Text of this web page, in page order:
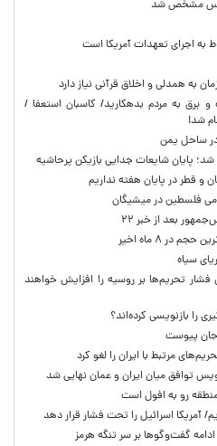
مشخص شد
به اجرای تعهدات آمریکا است
به همدلی و اخلاق قرآنی نیاز دارد
به مردم بدهکارید/ کاسبان استعفا /
شد!
ساحل یمن
پایان شایعات جدایی بازیکن پرحاشیه
و قطر در پایان هفته نداریم
فلسطین در میشیگان
بعد از خبر ۲۲
در ۸ ماه اخیر
تحریم‌ها بر روسیه را افزایش خواهند
را بازنویسی کرده‌اند؟
پیوست
مرتبط با ایران را لغو کرد
میان ایران و عمان نهایی شد
منطقه رو به افول است
اسرائیل را تحت فشار قرار دهد
ادامه گفت‌وگوها بر سر تنگه هرمز